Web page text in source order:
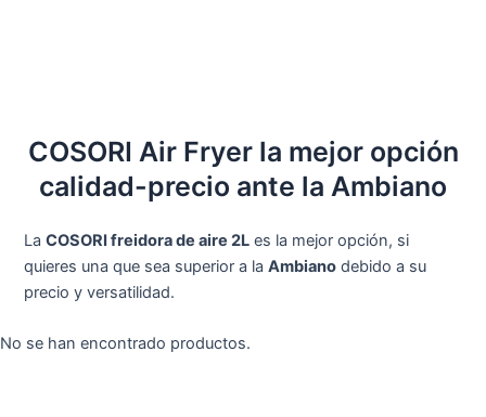
COSORI Air Fryer la mejor opción
calidad-precio ante la Ambiano
La COSORI freidora de aire 2Les la mejor opción, si
quieres una que sea superior a la Ambianodebido a su
precio y versatilidad.
No se han encontrado productos.